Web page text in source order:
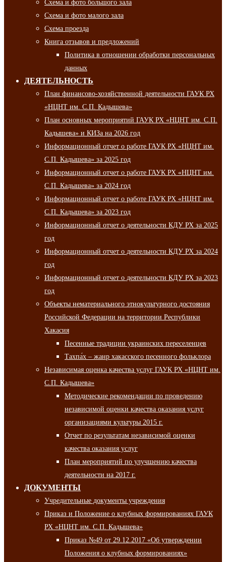
Схема и фото большого зала
Схема и фото малого зала
Схема проезда
Книга отзывов и предложений
Политика в отношении обработки персональных
данных
ДЕЯТЕЛЬНОСТЬ
План финансово-хозяйственной деятельности ГАУК РХ
«НЦНТ им. С.П. Кадышева»
План основных мероприятий ГАУК РХ «НЦНТ им. С.П.
Кадышева» и КИЗа на 2026 год
Информационный отчет о работе ГАУК РХ «НЦНТ им.
С.П. Кадышева» за 2025 год
Информационный отчет о работе ГАУК РХ «НЦНТ им.
С.П. Кадышева» за 2024 год
Информационный отчет о работе ГАУК РХ «НЦНТ им.
С.П. Кадышева» за 2023 год
Информационный отчет о деятельности КДУ РХ за 2025
год
Информационный отчет о деятельности КДУ РХ за 2024
год
Информационный отчет о деятельности КДУ РХ за 2023
год
Объекты нематериального этнокультурного достояния
Российской Федерации на территории Республики
Хакасия
Песенные традиции украинских переселенцев
Тахпа́х – жанр хакасского песенного фольклора
Независимая оценка качества услуг ГАУК РХ «НЦНТ им.
С.П. Кадышева»
Методические рекомендации по проведению
независимой оценки качества оказания услуг
организациями культуры 2015 г.
Отчет по результатам независимой оценки
качества оказания услуг
План мероприятий по улучшению качества
деятельности на 2017 г.
ДОКУМЕНТЫ
Учредительные документы учреждения
Приказ и Положение о клубных формированиях ГАУК
РХ «НЦНТ им. С.П. Кадышева»
Приказ №49 от 29.12.2017 «Об утверждении
Положения о клубных формированиях»